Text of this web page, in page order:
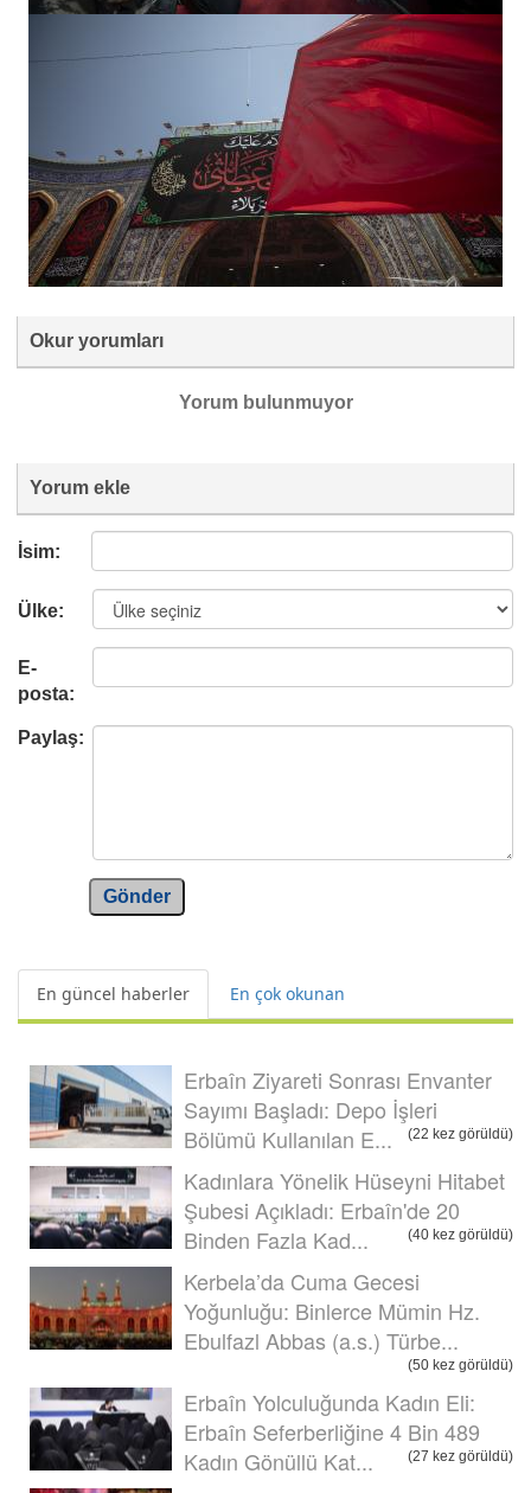
Okur yorumları
Yorum bulunmuyor
Yorum ekle
İsim:
Ülke:
E-
posta:
Paylaş:
Gönder
En güncel haberler En çok okunan
Erbaîn Ziyareti Sonrası Envanter
Sayımı Başladı: Depo İşleri
Bölümü Kullanılan E...
(22 kez görüldü)
Kadınlara Yönelik Hüseyni Hitabet
Şubesi Açıkladı: Erbaîn'de 20
Binden Fazla Kad...
(40 kez görüldü)
Kerbela’da Cuma Gecesi
Yoğunluğu: Binlerce Mümin Hz.
Ebulfazl Abbas (a.s.) Türbe...
(50 kez görüldü)
Erbaîn Yolculuğunda Kadın Eli:
Erbaîn Seferberliğine 4 Bin 489
Kadın Gönüllü Kat...
(27 kez görüldü)